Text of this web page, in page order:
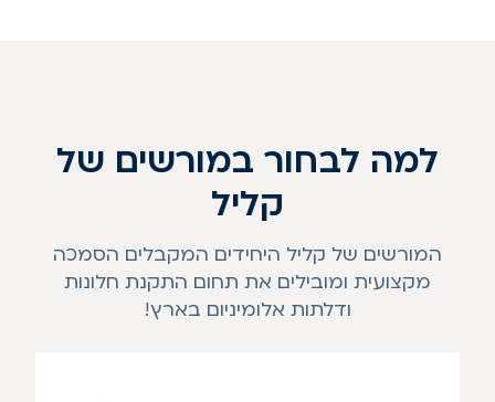
למה לבחור במורשים של
קליל
המורשים של קליל היחידים המקבלים הסמכה
מקצועית ומובילים את תחום התקנת חלונות
ודלתות אלומיניום בארץ!